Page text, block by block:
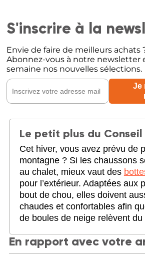
S'inscrire à la
Envie de faire de meilleurs achats
Abonnez-vous à notre newsletter
semaine nos nouvelles sélections.
Le petit plus du
Cet hiver, vous avez prévu de
montagne ? Si les chaussons
au chalet, mieux vaut des
pour l’extérieur. Adaptées aux
bout de chou, elles doivent
chaudes et confortables afin
de boules de neige relèvent du
En rapport avec votre